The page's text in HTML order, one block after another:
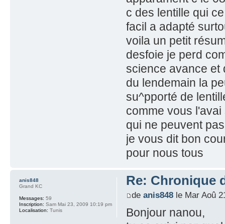
c des lentille qui
facil a adapté
voila un petit
desfoie je perd
science avance et
du lendemain la
su^pporté de
comme vous
qui ne peuvent
je vous dit bon
pour nous tous
Re: Chronique
de anis848le Mar Aoû
Bonjour nanou,
anis848
Grand KC
Messages: 59
Inscription: Sam Mai 23, 2009 10:19 pm
Localisation: Tunis